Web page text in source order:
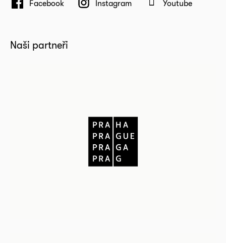
Facebook Instagram Youtube
Naši partneři